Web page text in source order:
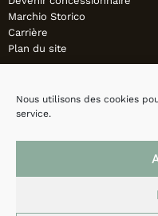
Nous utilisons des cookies
service.
Marchio Storico
Carrière
Plan du site